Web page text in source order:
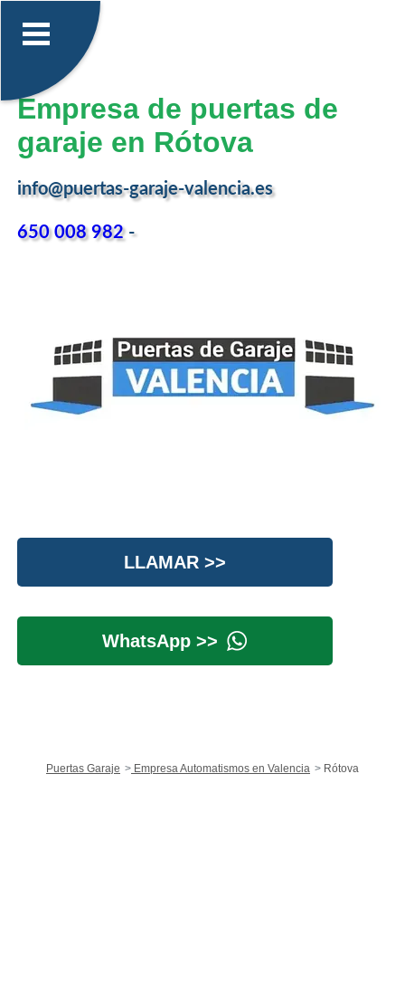
Empresa de puertas de
garaje en Rótova
info@puertas-garaje-valencia.es
650 008 982-
LLAMAR >>
WhatsApp >>
Puertas Garaje Empresa Automatismos en Valencia Rótova